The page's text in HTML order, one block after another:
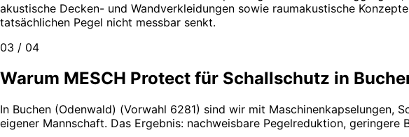
akustische Decken- und Wandverkleidungen sowie raumakustische
tatsächlichen Pegel nicht messbar senkt.
03 / 04
Warum MESCH Protect für Schallschutz in
In Buchen (Odenwald) (Vorwahl 6281) sind wir mit Maschinenkapselungen,
eigener Mannschaft. Das Ergebnis: nachweisbare Pegelreduktion,